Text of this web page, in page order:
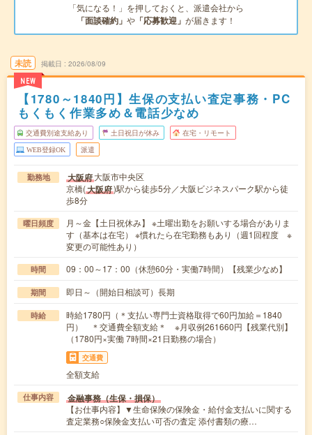
「気になる！」を押しておくと、派遣会社から
「面談確約」 や 「応募歓迎」 が届きます！
未読
NEW
掲載日 2026/08/09
【1780～1840円】生保の支払い査定事務・PC
もくもく作業多め＆電話少なめ
交通費別途支給あり 土日祝日が休み 在宅・リモート
WEB登録OK 派遣
勤務地 大阪府大阪市中央区
京橋(大阪府)駅から徒歩5分／大阪ビジネスパーク駅から徒
歩8分
曜日頻度
月～金【土日祝休み】 ※土曜出勤をお願いする場合がありま
す（基本は在宅） ※慣れたら在宅勤務もあり（週1回程度 ※
変更の可能性あり）
時間 09：00～17：00（休憩60分・実働7時間）【残業少なめ】
期間 即日～（開始日相談可）長期
時給
時給1780円（＊支払い専門士資格取得で60円加給＝1840
円） ＊交通費全額支給＊ ※月収例261660円【残業代別】
（1780円×実働 7時間×21日勤務の場合）
交通費
全額支給
仕事内容 金融事務（生保・損保）
【お仕事内容】▼生命保険の保険金・給付金支払いに関する
査定業務○保険金支払い可否の査定 添付書類の療…